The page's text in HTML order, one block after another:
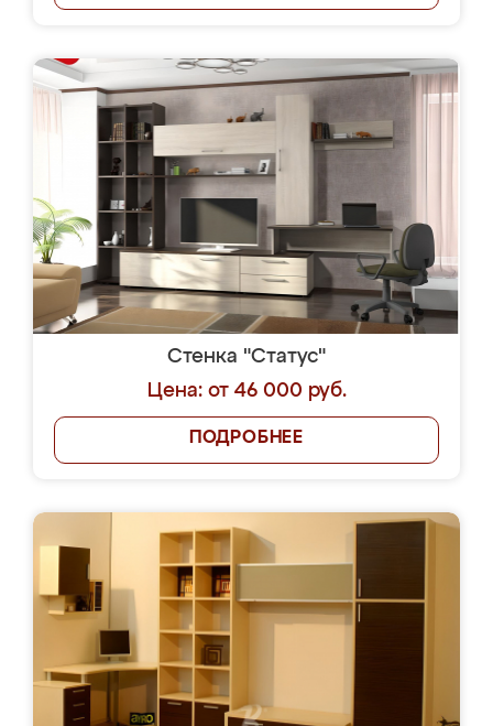
Стенка "Статус"
Цена: от 46 000 руб.
ПОДРОБНЕЕ